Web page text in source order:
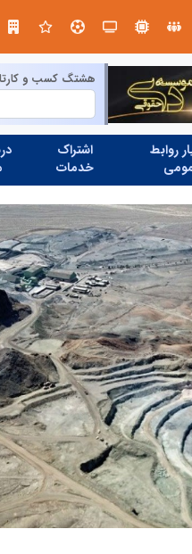
هشتگ کسب و
روابط
اشتراک
خدمات